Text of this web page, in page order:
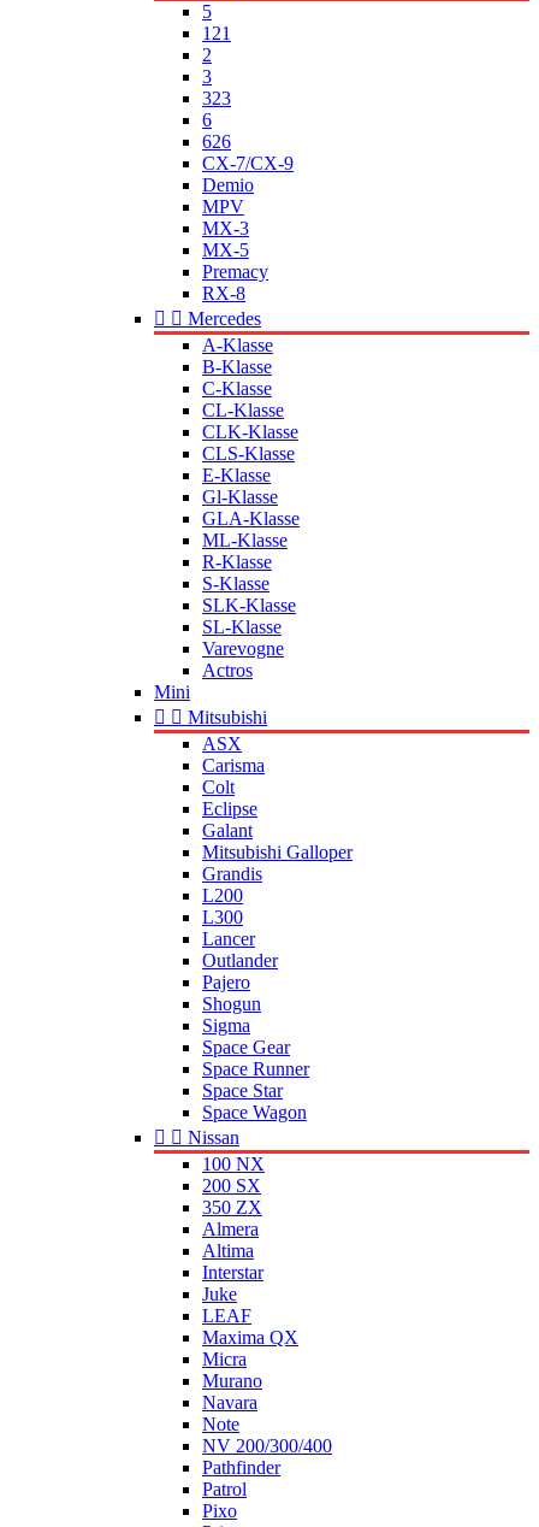
5
121
2
3
323
6
626
CX-7/CX-9
Demio
MPV
MX-3
MX-5
Premacy
RX-8
  Mercedes
A-Klasse
B-Klasse
C-Klasse
CL-Klasse
CLK-Klasse
CLS-Klasse
E-Klasse
Gl-Klasse
GLA-Klasse
ML-Klasse
R-Klasse
S-Klasse
SLK-Klasse
SL-Klasse
Varevogne
Actros
Mini
  Mitsubishi
ASX
Carisma
Colt
Eclipse
Galant
Mitsubishi Galloper
Grandis
L200
L300
Lancer
Outlander
Pajero
Shogun
Sigma
Space Gear
Space Runner
Space Star
Space Wagon
  Nissan
100 NX
200 SX
350 ZX
Almera
Altima
Interstar
Juke
LEAF
Maxima QX
Micra
Murano
Navara
Note
NV 200/300/400
Pathfinder
Patrol
Pixo